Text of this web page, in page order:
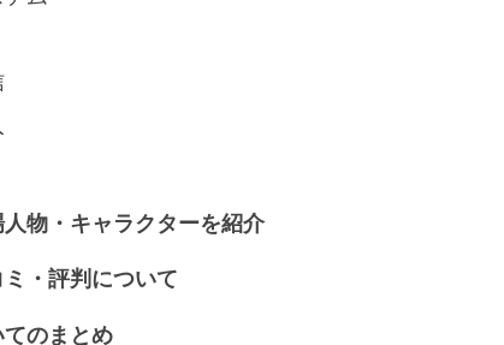
物・キャラクターを紹介
・評判について
のまとめ